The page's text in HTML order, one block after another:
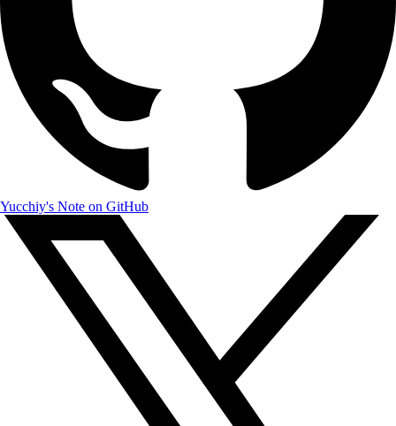
Yucchiy's Note on GitHub